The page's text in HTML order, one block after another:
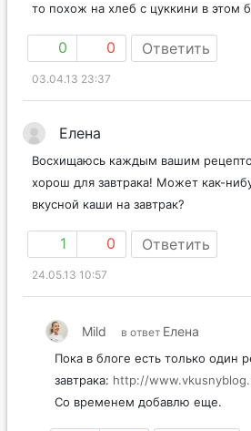
то похож на хлеб с цуккини в этом
0 0 Ответить
03.04.13 23:37
Елена
Восхищаюсь каждым вашим
хорош для завтрака! Может как-
вкусной каши на завтрак?
1 0 Ответить
24.05.13 10:57
Mild в ответ Елена
Пока в блоге есть только один
завтрака: http://
Со временем добавлю еще.